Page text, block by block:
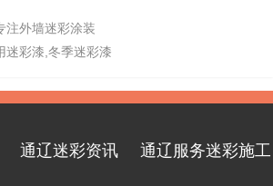
注外墙迷彩涂装
迷彩漆,冬季迷彩漆
通辽迷彩资讯 通辽服务迷彩施工